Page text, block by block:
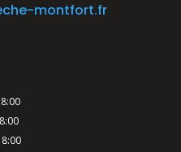
montfort.fr